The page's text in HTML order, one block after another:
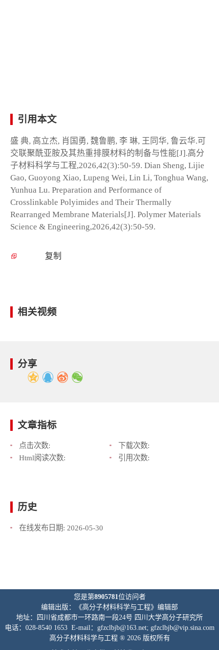
引用本文
盛 典, 高立杰, 肖国勇, 魏鲁鹏, 李 琳, 王同华, 鲁云华.可
交联聚酰亚胺及其热重排膜材料的制备与性能[J].高分
子材料科学与工程,2026,42(3):50-59. Dian Sheng, Lijie
Gao, Guoyong Xiao, Lupeng Wei, Lin Li, Tonghua Wang,
Yunhua Lu. Preparation and Performance of
Crosslinkable Polyimides and Their Thermally
Rearranged Membrane Materials[J]. Polymer Materials
Science & Engineering,2026,42(3):50-59.
复制
相关视频
分享
文章指标
点击次数:
下载次数:
Html阅读次数:
引用次数:
历史
在线发布日期: 2026-05-30
您是第8905781 位访问者
编辑出版：《高分子材料科学与工程》编辑部
地址：四川省成都市一环路南一段24号 四川大学高分子研究所
电话：028-8540 1653 E-mail：gfzclbjb@163.net; gfzclbjb@vip.sina.com
高分子材料科学与工程 ® 2026 版权所有